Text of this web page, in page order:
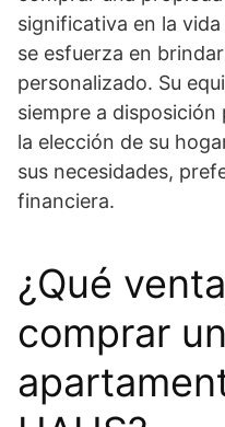
significativa en la
se esfuerza en
personalizado. Su
siempre a disposición
la elección de su
sus necesidades,
financiera.
¿Qué
comprar un